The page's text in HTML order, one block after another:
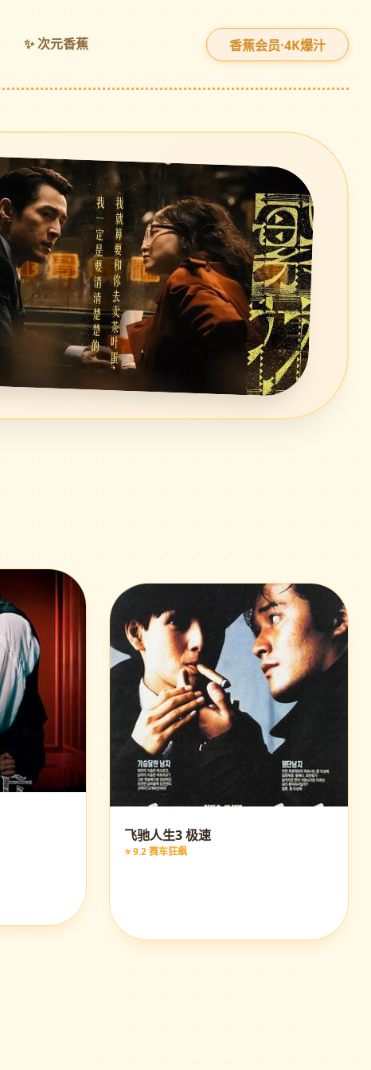
✨ 次元香蕉 香蕉会员·4K爆汁
飞驰人生3 极速
⭐ 9.2 赛车狂飙